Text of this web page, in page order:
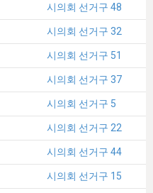
시의회 선거구 48
시의회 선거구 32
시의회 선거구 51
시의회 선거구 37
시의회 선거구 5
시의회 선거구 22
시의회 선거구 44
시의회 선거구 15